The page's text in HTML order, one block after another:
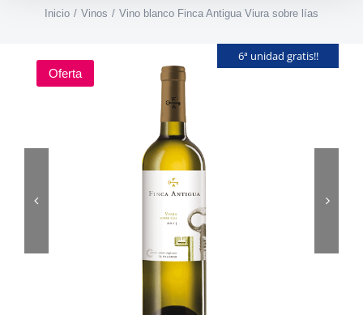
Inicio Vinos Vino blanco Finca Antigua Viura sobre lías
Oferta
6ª unidad gratis!!